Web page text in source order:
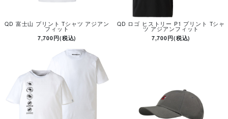
QD 富士山 プリント Tシャツ アジアン
フィット
7,700円(税込)
QD ロゴ ヒストリー P1 プリント Tシャ
ツ アジアンフィット
7,700円(税込)